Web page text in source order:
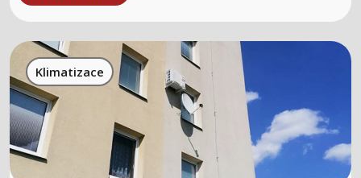
Klimatizace